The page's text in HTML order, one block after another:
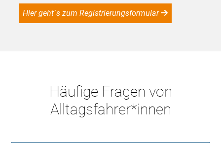
Hier geht´s zum Registrierungsformular
Häufige Fragen von
Alltagsfahrer*innen